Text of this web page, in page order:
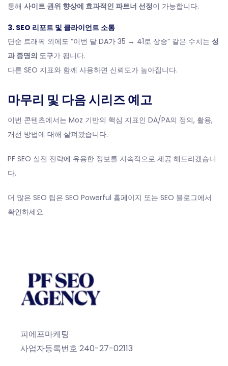
통해 사이트 권위 향상에 효과적인 파트너 선정이 가능합니다.
3. SEO 리포트 및 클라이언트 소통
단순 트래픽 외에도 “이번 달 DA가 35 → 41로 상승” 같은 수치는 성
과 증명의 도구가 됩니다.
다른 SEO 지표와 함께 사용하면 신뢰도가 높아집니다.
마무리 및 다음 시리즈 예고
이번 콘텐츠에서는 Moz 기반의 핵심 지표인 DA/PA의 정의, 활용,
개선 방법에 대해 살펴봤습니다.
PF SEO 실전 전략에 유용한 정보를 지속적으로 제공 해드리겠습니
다.
더 많은 SEO 팁은 SEO Powerful 홈페이지 또는 SEO 블로그에서
확인하세요.
피에프마케팅
사업자등록번호 240-27-02113